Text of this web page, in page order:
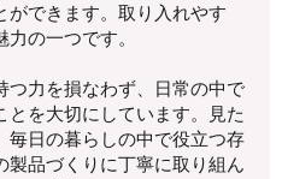
ができます。取り入れやす
の一つです。
つ力を損なわず、日常の中で
とを大切にしています。見た
毎日の暮らしの中で役立つ存
製品づくりに丁寧に取り組ん